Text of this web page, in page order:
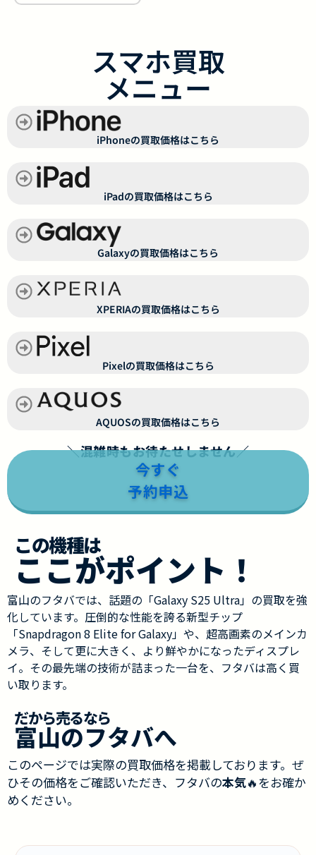
スマホ買取
メニュー
iPhoneの買取価格はこちら
iPadの買取価格はこちら
Galaxyの買取価格はこちら
XPERIAの買取価格はこちら
Pixelの買取価格はこちら
AQUOSの買取価格はこちら
＼混雑時もお待たせしません／
今すぐ
予約申込
この機種は
ここがポイント！
富山のフタバでは、話題の「Galaxy S25 Ultra」の買取を強
化しています。圧倒的な性能を誇る新型チップ
「Snapdragon 8 Elite for Galaxy」や、超高画素のメインカ
メラ、そして更に大きく、より鮮やかになったディスプレ
イ。その最先端の技術が詰まった一台を、フタバは高く買
い取ります。
だから売るなら
富山のフタバへ
このページでは実際の買取価格を掲載しております。ぜ
ひその価格をご確認いただき、フタバの本気🔥をお確か
めください。